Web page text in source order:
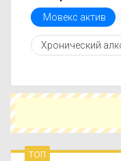
Перед покупкой
инструкцией по
можете
Чтобы купить
аптеке, укажите
и выбрать
наличию.
Мовекс актив
Хронический
топ